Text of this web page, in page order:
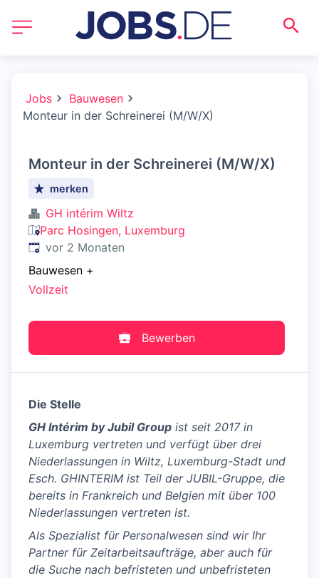
Jobs
Bauwesen
Monteur in der Schreinerei (M/W/X)
Monteur in der Schreinerei (M/W/X)
merken
GH intérim Wiltz
Parc Hosingen, Luxemburg
Veröffentlicht:
vor 2 Monaten
Bauwesen +
Vollzeit
Bewerben
Die Stelle
GH Intérim by Jubil Group ist seit 2017 in
Luxemburg vertreten und verfügt über drei
Niederlassungen in Wiltz, Luxemburg-Stadt und
Esch. GHINTERIM ist Teil der JUBIL-Gruppe, die
bereits in Frankreich und Belgien mit über 100
Niederlassungen vertreten ist.
Als Spezialist für Personalwesen sind wir Ihr
Partner für Zeitarbeitsaufträge, aber auch für
die Suche nach befristeten und unbefristeten